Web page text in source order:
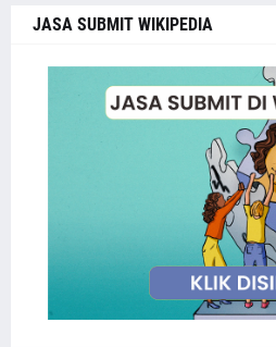
JASA SUBMIT WIKIPEDIA